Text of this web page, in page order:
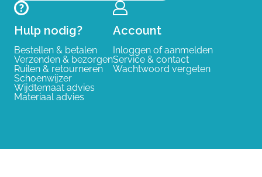
Hulp nodig?
Bestellen & betalen
Verzenden & bezorgen
Ruilen & retourneren
Schoenwijzer
Wijdtemaat advies
Materiaal advies
Account
Inloggen of aanmelden
Service & contact
Wachtwoord vergeten